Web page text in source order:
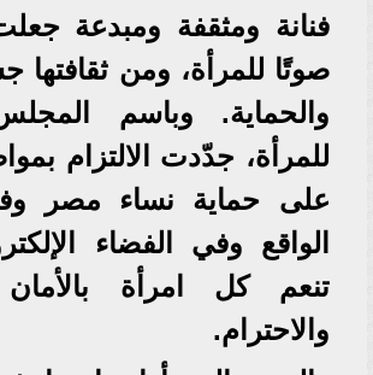
فنانة ومثقفة ومبدعة
صوتًا للمرأة، ومن ثقافتها
والحماية. وباسم
للمرأة، جدّدت الالتزام
على حماية نساء مصر
الواقع وفي الفضاء
تنعم كل امرأة بالأمان
والاحترام.